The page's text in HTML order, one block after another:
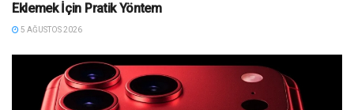
Eklemek İçin Pratik Yöntem
5 AĞUSTOS 2026